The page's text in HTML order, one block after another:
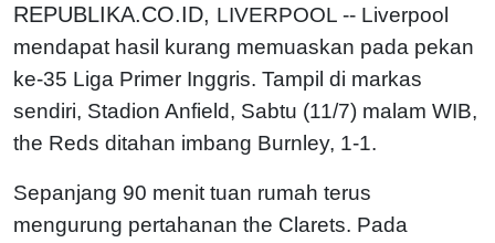
REPUBLIKA.CO.ID, LIVERPOOL -- Liverpool
mendapat hasil kurang memuaskan pada pekan
ke-35 Liga Primer Inggris. Tampil di markas
sendiri, Stadion Anfield, Sabtu (11/7) malam WIB,
the Reds ditahan imbang Burnley, 1-1.
Sepanjang 90 menit tuan rumah terus
mengurung pertahanan the Clarets. Pada